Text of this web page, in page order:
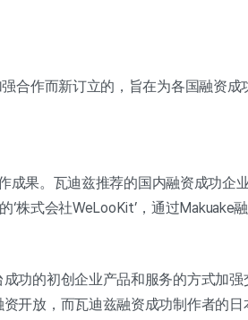
合作而新订立的，旨在为各国融资
果。瓦迪兹推荐的国内融资成功企
‘株式会社WeLooKit’，通过Makuake
功的初创企业产品和服务的方式加
开放，而瓦迪兹融资成功制作者的